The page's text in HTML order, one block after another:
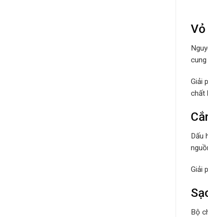
Vỏ
Giải
chất
Dấu
Giải
Bộ